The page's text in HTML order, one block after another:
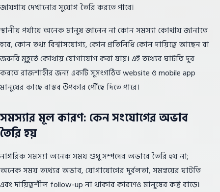
জায়গায় দেখানোর সুযোগ তৈরি করতে পারে।
স্থানীয় পর্যায়ে অনেক মানুষ জানেন না কোন সমস্যা কোথায় জানাতে
হবে, কোন তথ্য বিশ্বাসযোগ্য, কোন প্রতিনিধি কোন দায়িত্বে আছেন বা
জরুরি মুহূর্তে কোথায় যোগাযোগ করা যায়। এই তথ্যের ঘাটতি দূর
করতে রাজশাহীর জন্য একটি সুসংগঠিত website ও mobile app
মানুষের কাছে বাস্তব উপকার পৌঁছে দিতে পারে।
সমস্যার মূল কারণ: কেন সংযোগের অভাব
তৈরি হয়
নাগরিক সমস্যা অনেক সময় শুধু সম্পদের অভাবে তৈরি হয় না;
অনেক সময় তথ্যের অভাব, যোগাযোগের দুর্বলতা, সমন্বয়ের ঘাটতি
এবং দায়িত্বশীল follow-up না থাকার কারণেও মানুষের কষ্ট বাড়ে।